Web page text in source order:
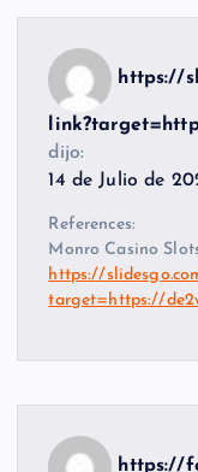
https://
dijo:
14 de Julio de
References:
Monro Casino
https://
target=https://
https://